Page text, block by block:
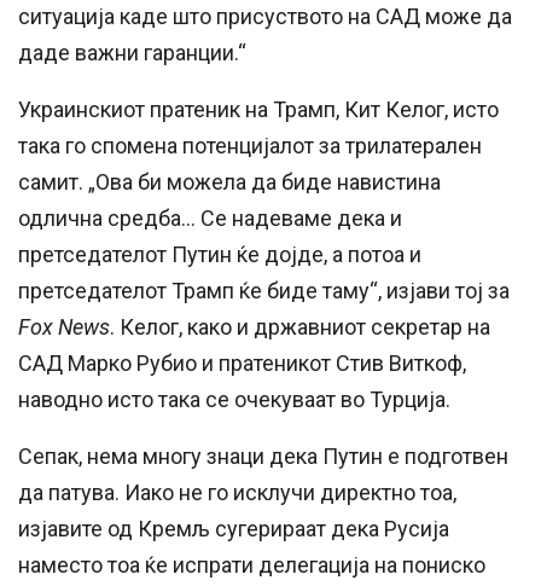
ситуација каде што присуството на САД може да
даде важни гаранции.“
Украинскиот пратеник на Трамп, Кит Келог, исто
така го спомена потенцијалот за трилатерален
самит. „Ова би можела да биде навистина
одлична средба… Се надеваме дека и
претседателот Путин ќе дојде, а потоа и
претседателот Трамп ќе биде таму“, изјави тој за
Fox News. Келог, како и државниот секретар на
САД Марко Рубио и пратеникот Стив Виткоф,
наводно исто така се очекуваат во Турција.
Сепак, нема многу знаци дека Путин е подготвен
да патува. Иако не го исклучи директно тоа,
изјавите од Кремљ сугерираат дека Русија
наместо тоа ќе испрати делегација на пониско